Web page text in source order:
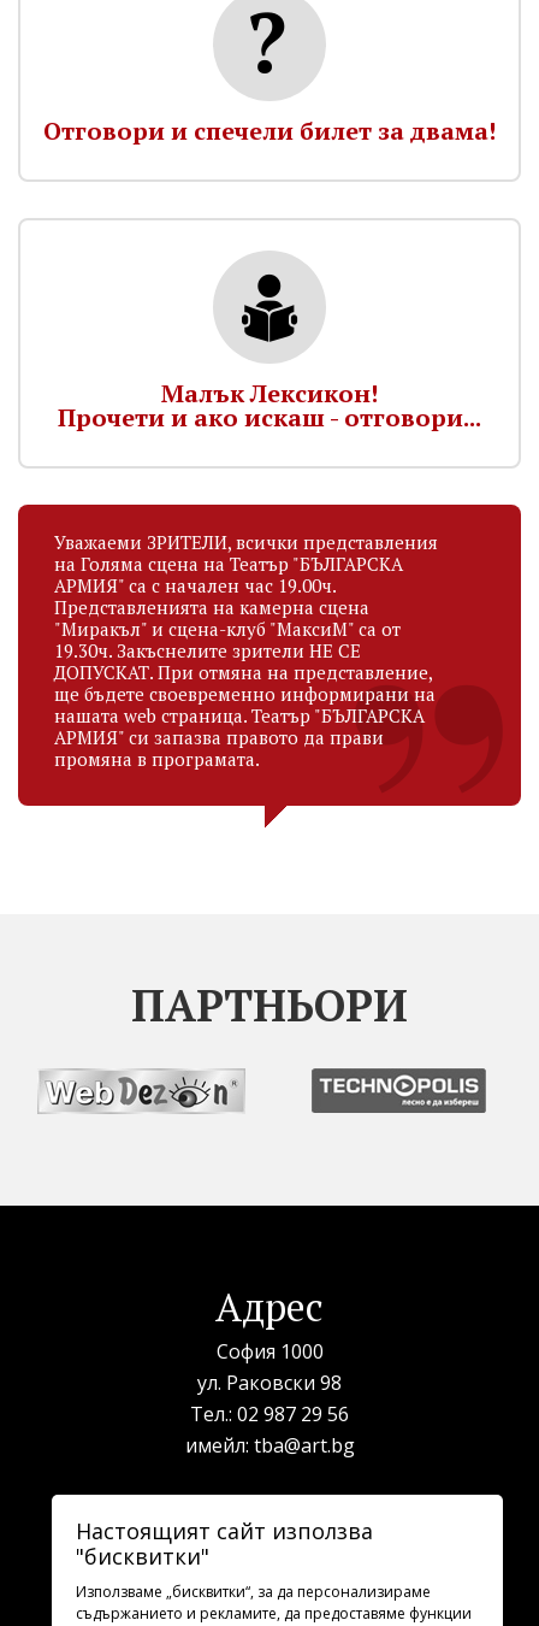
Отговори и спечели билет за двама!
Малък Лексикон!
Прочети и ако искаш - отговори...
Уважаеми ЗРИТЕЛИ, всички представления
на Голяма сцена на Театър "БЪЛГАРСКА
АРМИЯ" са с начален час 19.00ч.
Представленията на камерна сцена
"Миракъл" и сцена-клуб "МаксиМ" са от
19.30ч. Закъснелите зрители НЕ СЕ
ДОПУСКАТ. При отмяна на представление,
ще бъдете своевременно информирани на
нашата web страница. Театър "БЪЛГАРСКА
АРМИЯ" си запазва правото да прави
промяна в програмата.
ПАРТНЬОРИ
Адрес
София 1000
ул. Раковски 98
Тел.: 02 987 29 56
имейл: tba@art.bg
Билетна каса
телефон:
рабoтно време: 10:00 - 19:30
Настоящият сайт използва
"бисквитки"
Използваме „бисквитки“, за да персонализираме
съдържанието и рекламите, да предоставяме функции